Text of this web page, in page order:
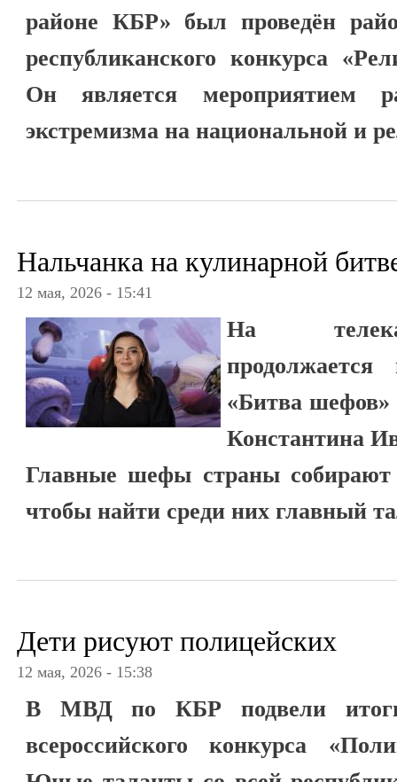
районе КБР» был проведён
республиканского конкурса
Он является мероприятием
экстремизма на национальной и
Нальчанка на кулинарной
12 мая, 2026 - 15:41
На
«Битва шефов»
Константина
Главные шефы страны собирают
чтобы найти среди них главный
Дети рисуют полицейских
12 мая, 2026 - 15:38
В МВД по КБР подвели итоги
всероссийского конкурса